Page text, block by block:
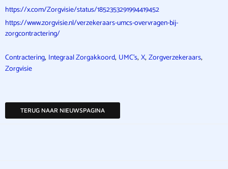
https://x.com/Zorgvisie/status/1852353291994419452
https://www.zorgvisie.nl/verzekeraars-umcs-overvragen-bij-
zorgcontractering/
Contractering, Integraal Zorgakkoord, UMC's, X, Zorgverzekeraars,
Zorgvisie
TERUG NAAR NIEUWSPAGINA